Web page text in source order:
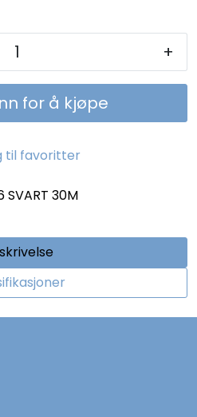
+
for å kjøpe
til favoritter
SVART 30M